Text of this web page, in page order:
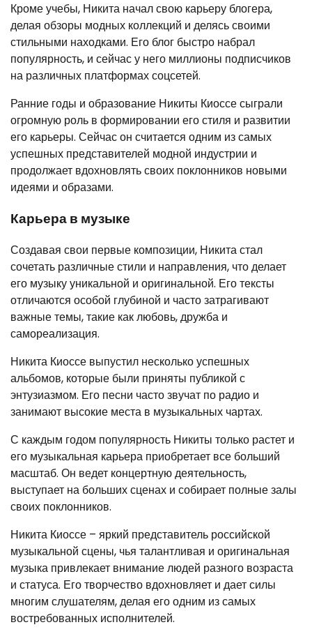
Кроме учебы, Никита начал свою карьеру блогера,
делая обзоры модных коллекций и делясь своими
стильными находками. Его блог быстро набрал
популярность, и сейчас у него миллионы подписчиков
на различных платформах соцсетей.
Ранние годы и образование Никиты Киоссе сыграли
огромную роль в формировании его стиля и развитии
его карьеры. Сейчас он считается одним из самых
успешных представителей модной индустрии и
продолжает вдохновлять своих поклонников новыми
идеями и образами.
Карьера в музыке
Создавая свои первые композиции, Никита стал
сочетать различные стили и направления, что делает
его музыку уникальной и оригинальной. Его тексты
отличаются особой глубиной и часто затрагивают
важные темы, такие как любовь, дружба и
самореализация.
Никита Киоссе выпустил несколько успешных
альбомов, которые были приняты публикой с
энтузиазмом. Его песни часто звучат по радио и
занимают высокие места в музыкальных чартах.
С каждым годом популярность Никиты только растет и
его музыкальная карьера приобретает все больший
масштаб. Он ведет концертную деятельность,
выступает на больших сценах и собирает полные залы
своих поклонников.
Никита Киоссе – яркий представитель российской
музыкальной сцены, чья талантливая и оригинальная
музыка привлекает внимание людей разного возраста
и статуса. Его творчество вдохновляет и дает силы
многим слушателям, делая его одним из самых
востребованных исполнителей.